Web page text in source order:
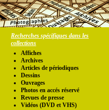
Recherches spécifiques dans les
collections
Affiches
Archives
Articles de périodiques
Dessins
Ouvrages
Photos en accés réservé
Revues de presse
Vidéos (DVD et VHS)